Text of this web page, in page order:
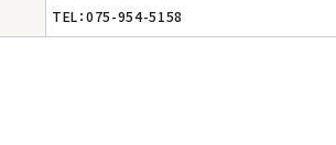
TEL：075-954-5158